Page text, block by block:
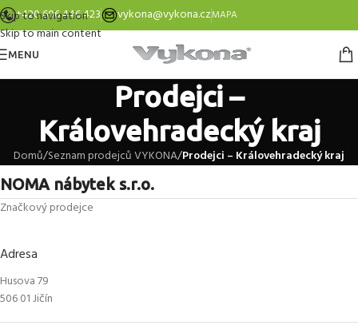
Skip to navigation
Skip to main content
+420 606 446 423 vykona@vykona.czMAPA
MENU
Prodejci –
Královehradecký kraj
Domů/Seznam prodejců VYKONA/Prodejci – Královehradecký kraj
NOMA nábytek s.r.o.
Značkový prodejce
Adresa
Husova 79
506 01 Jičín